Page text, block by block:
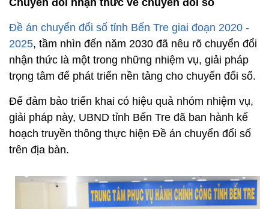
Chuyển đổi nhận thức về chuyển đổi số
Đề án chuyển đổi số tỉnh Bến Tre giai đoạn 2020 -
2025, tầm nhìn đến năm 2030 đã nêu rõ chuyển đổi
nhận thức là một trong những nhiệm vụ, giải pháp
trọng tâm để phát triển nền tảng cho chuyển đổi số.
Để đảm bảo triển khai có hiệu quả nhóm nhiệm vụ,
giải pháp này, UBND tỉnh Bến Tre đã ban hành kế
hoạch truyền thông thực hiện Đề án chuyển đổi số
trên địa bàn.